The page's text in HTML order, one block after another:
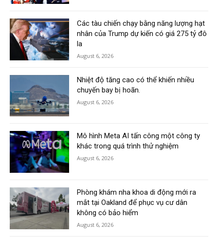
Các tàu chiến chạy bằng năng lượng hạt
nhân của Trump dự kiến có giá 275 tỷ đô
la
August 6, 2026
Nhiệt độ tăng cao có thể khiến nhiều
chuyến bay bị hoãn.
August 6, 2026
Mô hình Meta AI tấn công một công ty
khác trong quá trình thử nghiệm
August 6, 2026
Phòng khám nha khoa di động mới ra
mắt tại Oakland để phục vụ cư dân
không có bảo hiểm
August 6, 2026